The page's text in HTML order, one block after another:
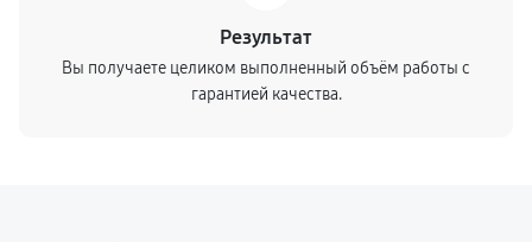
Результат
Вы получаете целиком выполненный объём работы с
гарантией качества.